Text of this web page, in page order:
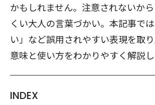
かもしれません。注意されないか
くい大人の言葉づかい。本記事で
い」など誤用されやすい表現を取
意味と使い方をわかりやすく解説し
INDEX